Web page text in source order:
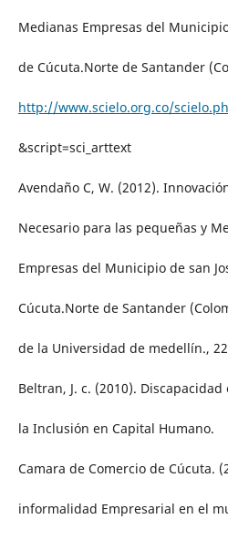
Medianas Empresas del
de Cúcuta.Norte de Santander
http://www.scielo.org.co/
&script=sci_arttext
Avendaño C, W. (2012).
Necesario para las pequeñas y
Empresas del Municipio de san
Cúcuta.Norte de Santander
de la Universidad de medellín.,
Beltran, J. c. (2010).
la Inclusión en Capital Humano.
Camara de Comercio de Cúcuta.
informalidad Empresarial en el